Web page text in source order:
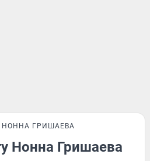
НОННА ГРИШАЕВА
Нонна Гришаева